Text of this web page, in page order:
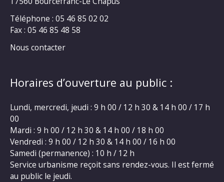
Téléphone : 05 46 85 02 02
Fax : 05 46 85 48 58
Nous contacter
Horaires d’ouverture au public :
Lundi, mercredi, jeudi : 9 h 00 / 12 h 30 & 14 h 00 / 17 h
00
Mardi : 9 h 00 / 12 h 30 & 14 h 00 / 18 h 00
Vendredi : 9 h 00 / 12 h 30 & 14 h 00 / 16 h 00
Samedi (permanence) : 10 h / 12 h
Service urbanisme reçoit sans rendez-vous. Il est fermé
au public le jeudi.